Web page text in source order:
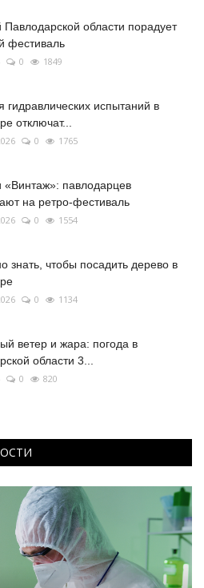
области порадует
фестиваль
0 1849
гидравлических испытаний в
отключат...
0 1765
«Винтаж»: павлодарцев
на ретро-фестиваль
0 1554
знать, чтобы посадить дерево в
0 1134
ветер и жара: погода в
области 3...
0 820